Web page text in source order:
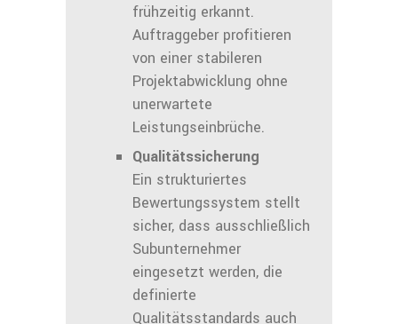
frühzeitig erkannt.
Auftraggeber profitieren
von einer stabileren
Projektabwicklung ohne
unerwartete
Leistungseinbrüche.
Qualitätssicherung
Ein strukturiertes
Bewertungssystem stellt
sicher, dass ausschließlich
Subunternehmer
eingesetzt werden, die
definierte
Qualitätsstandards auch